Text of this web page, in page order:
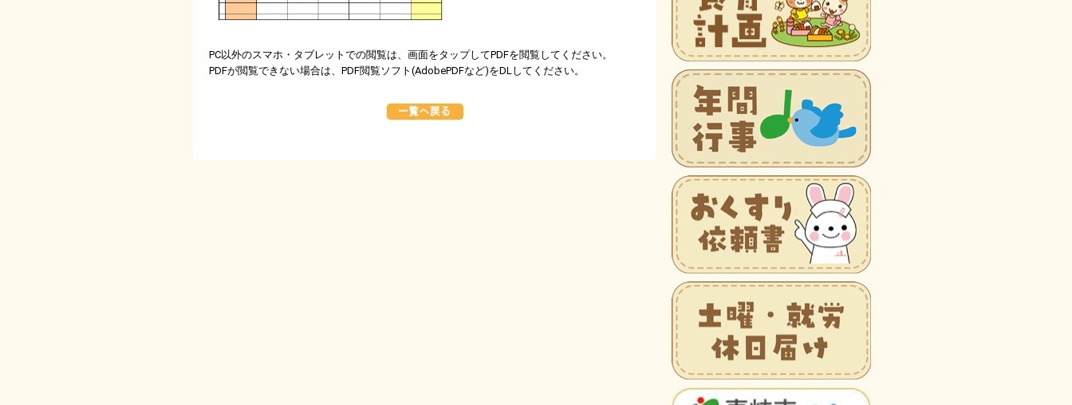
PC以外のスマホ・タブレットでの閲覧は、画面をタップしてPDFを閲覧してください。
PDFが閲覧できない場合は、PDF閲覧ソフト(AdobePDFなど)をDLしてください。